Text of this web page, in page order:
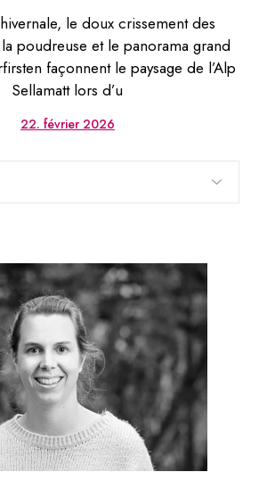
le doux crissement des
poudreuse et le panorama grand
façonnent le paysage de l’Alp
Sellamatt lors d’u
22. février 2026